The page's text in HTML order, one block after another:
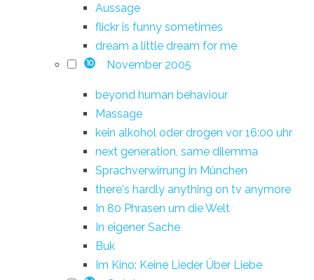
Aussage
flickr is funny sometimes
dream a little dream for me
10 November 2005
beyond human behaviour
Massage
kein alkohol oder drogen vor 16:00 uhr
next generation, same dilemma
Sprachverwirrung in München
there's hardly anything on tv anymore
In 80 Phrasen um die Welt
In eigener Sache
Buk
Im Kino: Keine Lieder Über Liebe